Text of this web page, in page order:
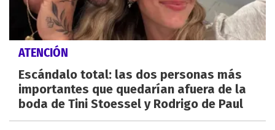
ATENCIÓN
Escándalo total: las dos personas más
importantes que quedarían afuera de la
boda de Tini Stoessel y Rodrigo de Paul